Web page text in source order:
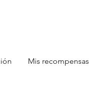
Mis recompensas